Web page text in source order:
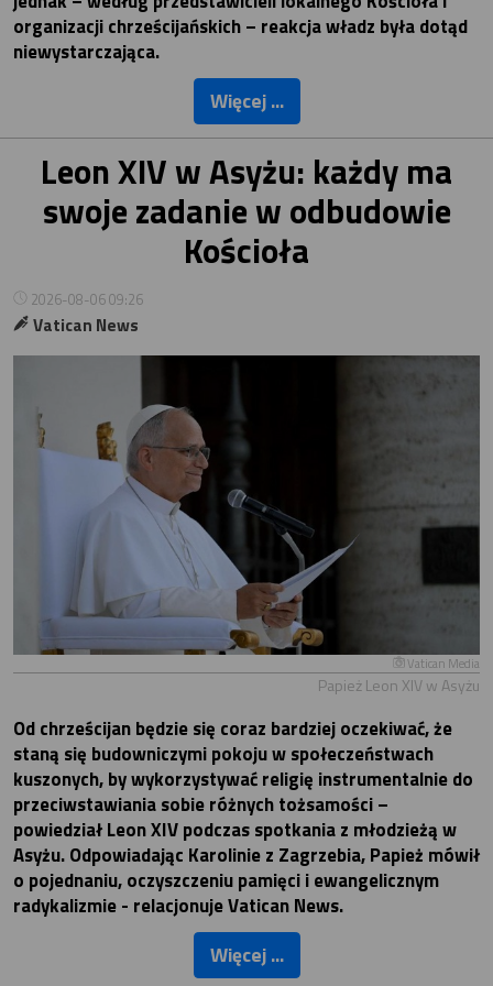
organizacji chrześcijańskich – reakcja władz była dotąd
niewystarczająca.
Więcej ...
Leon XIV w Asyżu: każdy ma
swoje zadanie w odbudowie
Kościoła
2026-08-06 09:26
Vatican News
Vatican Media
Papież Leon XIV w Asyżu
Od chrześcijan będzie się coraz bardziej oczekiwać, że
staną się budowniczymi pokoju w społeczeństwach
kuszonych, by wykorzystywać religię instrumentalnie do
przeciwstawiania sobie różnych tożsamości –
powiedział Leon XIV podczas spotkania z młodzieżą w
Asyżu. Odpowiadając Karolinie z Zagrzebia, Papież mówił
o pojednaniu, oczyszczeniu pamięci i ewangelicznym
radykalizmie - relacjonuje Vatican News.
Więcej ...